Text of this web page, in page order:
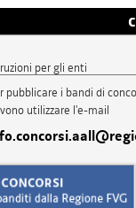
per gli enti
pubblicare i bandi di
utilizzare l'e-mail